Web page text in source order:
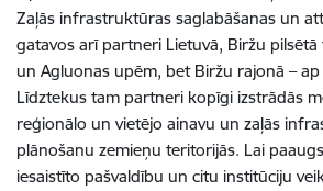
Zaļās infrastruktūras saglabāšanas un
gatavos arī partneri Lietuvā, Biržu
un Agluonas upēm, bet Biržu rajonā – ap
Līdztekus tam partneri kopīgi izstrādās
reģionālo un vietējo ainavu un zaļās
plānošanu zemieņu teritorijās. Lai
iesaistīto pašvaldību un citu institūciju